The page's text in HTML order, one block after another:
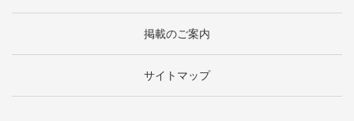
掲載のご案内
サイトマップ